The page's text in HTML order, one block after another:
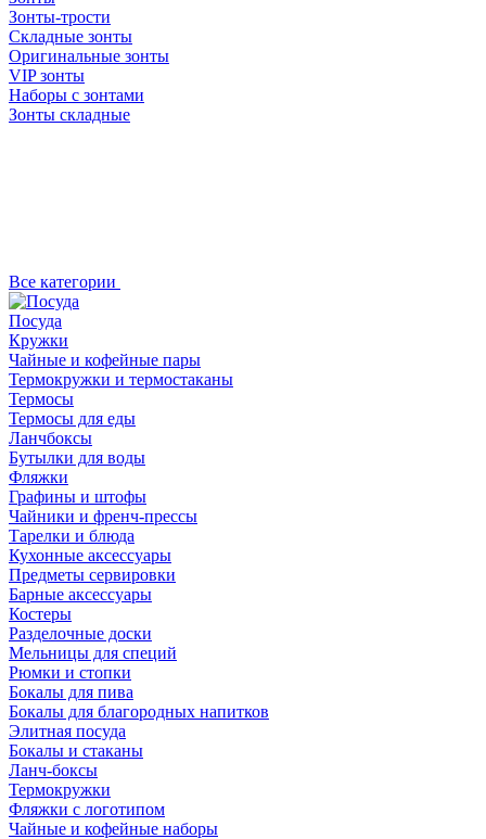
Зонты-трости
Складные зонты
Оригинальные зонты
VIP зонты
Наборы с зонтами
Зонты складные
Все категории
Посуда
Кружки
Чайные и кофейные пары
Термокружки и термостаканы
Термосы
Термосы для еды
Ланчбоксы
Бутылки для воды
Фляжки
Графины и штофы
Чайники и френч-прессы
Тарелки и блюда
Кухонные аксессуары
Предметы сервировки
Барные аксессуары
Костеры
Разделочные доски
Мельницы для специй
Рюмки и стопки
Бокалы для пива
Бокалы для благородных напитков
Элитная посуда
Бокалы и стаканы
Ланч-боксы
Термокружки
Фляжки с логотипом
Чайные и кофейные наборы